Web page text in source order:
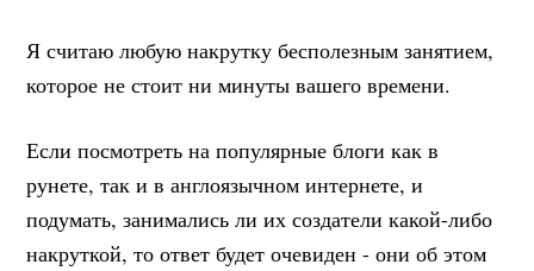
Я считаю любую накрутку бесполезным занятием,
которое не стоит ни минуты вашего времени.
Если посмотреть на популярные блоги как в
рунете, так и в англоязычном интернете, и
подумать, занимались ли их создатели какой-либо
накруткой, то ответ будет очевиден - они об этом